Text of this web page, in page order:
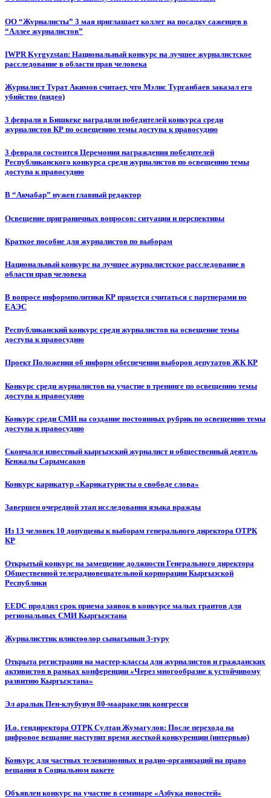
ОО “Журналисты” 3 мая приглашает коллег на посадку саженцев в
“Аллее журналистов”
IWPR Kyrgyzstan: Национальный конкурс на лучшее журналистское
расследование в области прав человека
Журналист Турат Акимов считает, что Мэлис Турганбаев заказал его
убийство (видео)
3 февраля в Бишкеке наградили победителей конкурса среди
журналистов КР по освещению темы доступа к правосудию
3 февраля состоится Церемония награждения победителей
Республиканского конкурса среди журналистов по освещению темы
доступа к правосудию
В “Акчабар” нужен главный редактор
Освещение приграничных вопросов: ситуация и перспективы
Краткое пособие для журналистов по выборам
Национальный конкурс на лучшее журналистское расследование в
области прав человека
В вопросе информполитики КР придется считаться с партнерами по
ЕАЭС
Республиканский конкурс среди журналистов на освещение темы
доступа к правосудию
Проект Положения об информ обеспечении выборов депутатов ЖК КР
Конкурс среди журналистов на участие в тренинге по освещению темы
доступа к правосудию
Конкурс среди СМИ на создание постоянных рубрик по освещению темы
доступа к правосудию
Скончался известный кыргызский журналист и общественный деятель
Кенжалы Сарымсаков
Конкурс карикатур «Карикатуристы о свободе слова»
Завершен очередной этап исследования языка вражды
Из 13 человек 10 допущены к выборам генерального директора ОТРК
КР
Открытый конкурс на замещение должности Генерального директора
Общественной телерадиовещательной корпорации Кыргызской
Республики
EEDC продлил срок приема заявок в конкурсе малых грантов для
региональных СМИ Кыргызстана
Журналисттик иликтөөлөр сынагынын 3-туру
Открыта регистрация на мастер-классы для журналистов и гражданских
активистов в рамках конференции «Через многообразие к устойчивому
развитию Кыргызстана»
Эл аралык Пен-клубунун 80-мааракелик конгресси
И.о. гендиректора ОТРК Султан Жумагулов: После перехода на
цифровое вещание наступит время жесткой конкуренции (интервью)
Конкурс для частных телевизионных и радио-организаций на право
вещания в Социальном пакете
Объявлен конкурс на участие в семинаре «Азбука новостей»